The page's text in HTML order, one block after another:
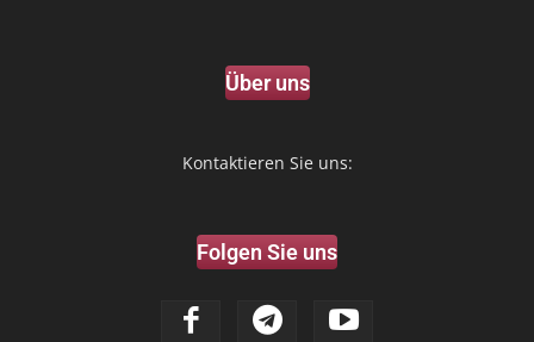
Über uns
Kontaktieren Sie uns:
Folgen Sie uns